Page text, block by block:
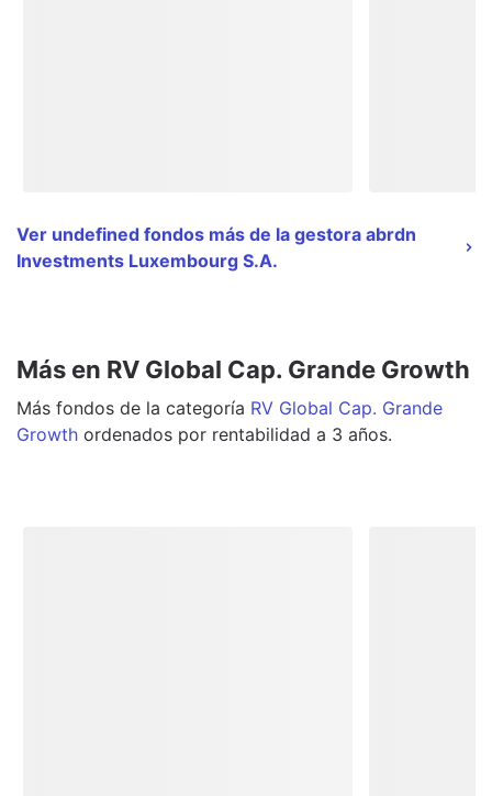
Ver undefined fondos más de la gestora abrdn
Investments Luxembourg S.A.
Más en RV Global Cap. Grande Growth
Más fondos de la categoría RV Global Cap. Grande
Growth ordenados por rentabilidad a 3 años.